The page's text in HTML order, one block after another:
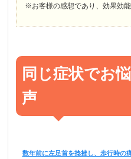
※お客様の感想であり、効果効
同じ症状でお
声
数年前に左足首を捻挫し、歩行時の